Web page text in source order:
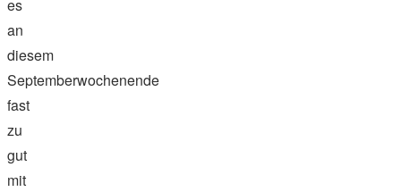
es
an
diesem
Septemberwochenende
fast
zu
gut
mit